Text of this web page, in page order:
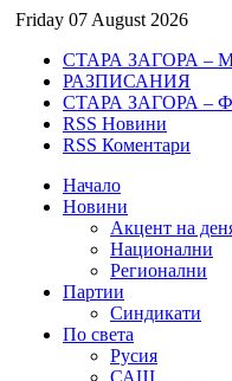
Friday 07 August 2026
СТАРА ЗАГОРА –
РАЗПИСАНИЯ
СТАРА ЗАГОРА –
RSS Новини
RSS Коментари
Начало
Новини
Акцент на
Национални
Регионални
Партии
Синдикати
По света
Русия
САЩ